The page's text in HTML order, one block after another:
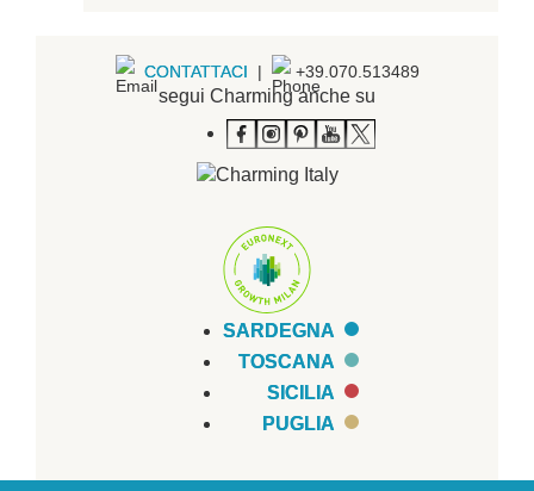
CONTATTACI | +39.070.513489
segui Charming anche su
SARDEGNA
TOSCANA
SICILIA
PUGLIA